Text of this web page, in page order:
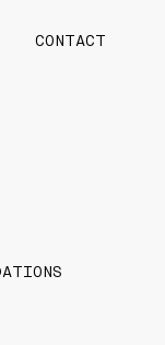
CONTACT